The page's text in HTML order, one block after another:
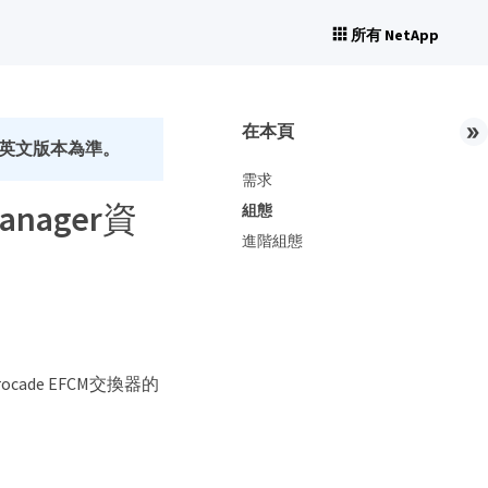
所有 NetApp
文版本為準。
資
EFCM交換器的
在本頁
需求
組態
進階組態